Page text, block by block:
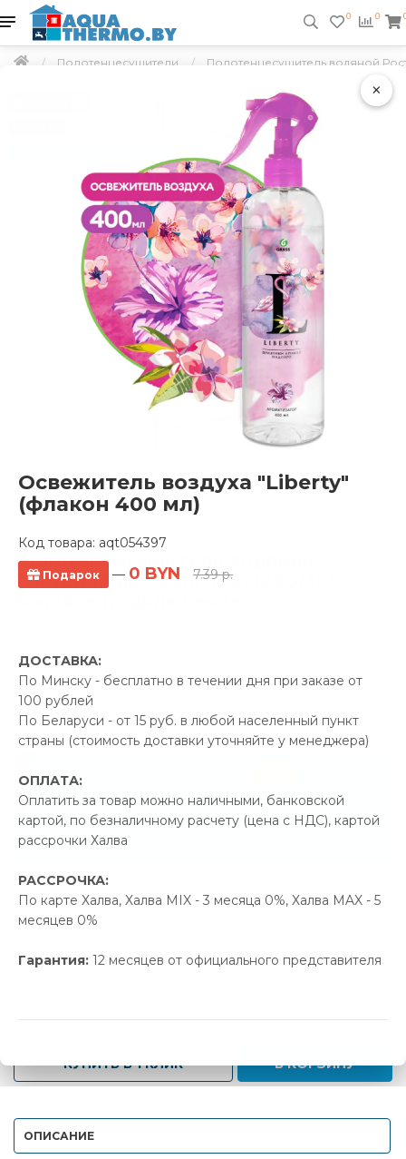
×
Освежитель воздуха "Liberty"
(флакон 400 мл)
Код товара: aqt054397
Подарок — 0 BYN 7.39 р.
ДОСТАВКА:
По Минску - бесплатно в течении дня при заказе от
100 рублей
По Беларуси - от 15 руб. в любой населенный пункт
страны (стоимость доставки уточняйте у менеджера)
ОПЛАТА:
Оплатить за товар можно наличными, банковской
картой, по безналичному расчету (цена с НДС), картой
рассрочки Халва
РАССРОЧКА:
По карте Халва, Халва MIX - 3 месяца 0%, Халва MAX - 5
месяцев 0%
Гарантия: 12 месяцев от официального представителя
0 0
Полотенцесушители Полотенцесушитель водяной
Полотенцесушитель водяной
Ростела Виктория 500x1200/11 1"
Производитель:Ростела
Код Товара: aqt050860
Экономия30.29 р.
Позвонить и назвать промокод
В наличии
568.00 р. 598.29 р. 30.29 р.
КУПИТЬ В 1 КЛИК В КОРЗИНУ
ОПИСАНИЕ